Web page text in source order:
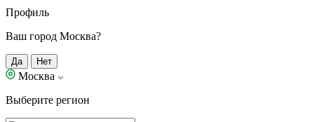
Профиль
Ваш город Москва?
Да Нет
Москва
Выберите регион